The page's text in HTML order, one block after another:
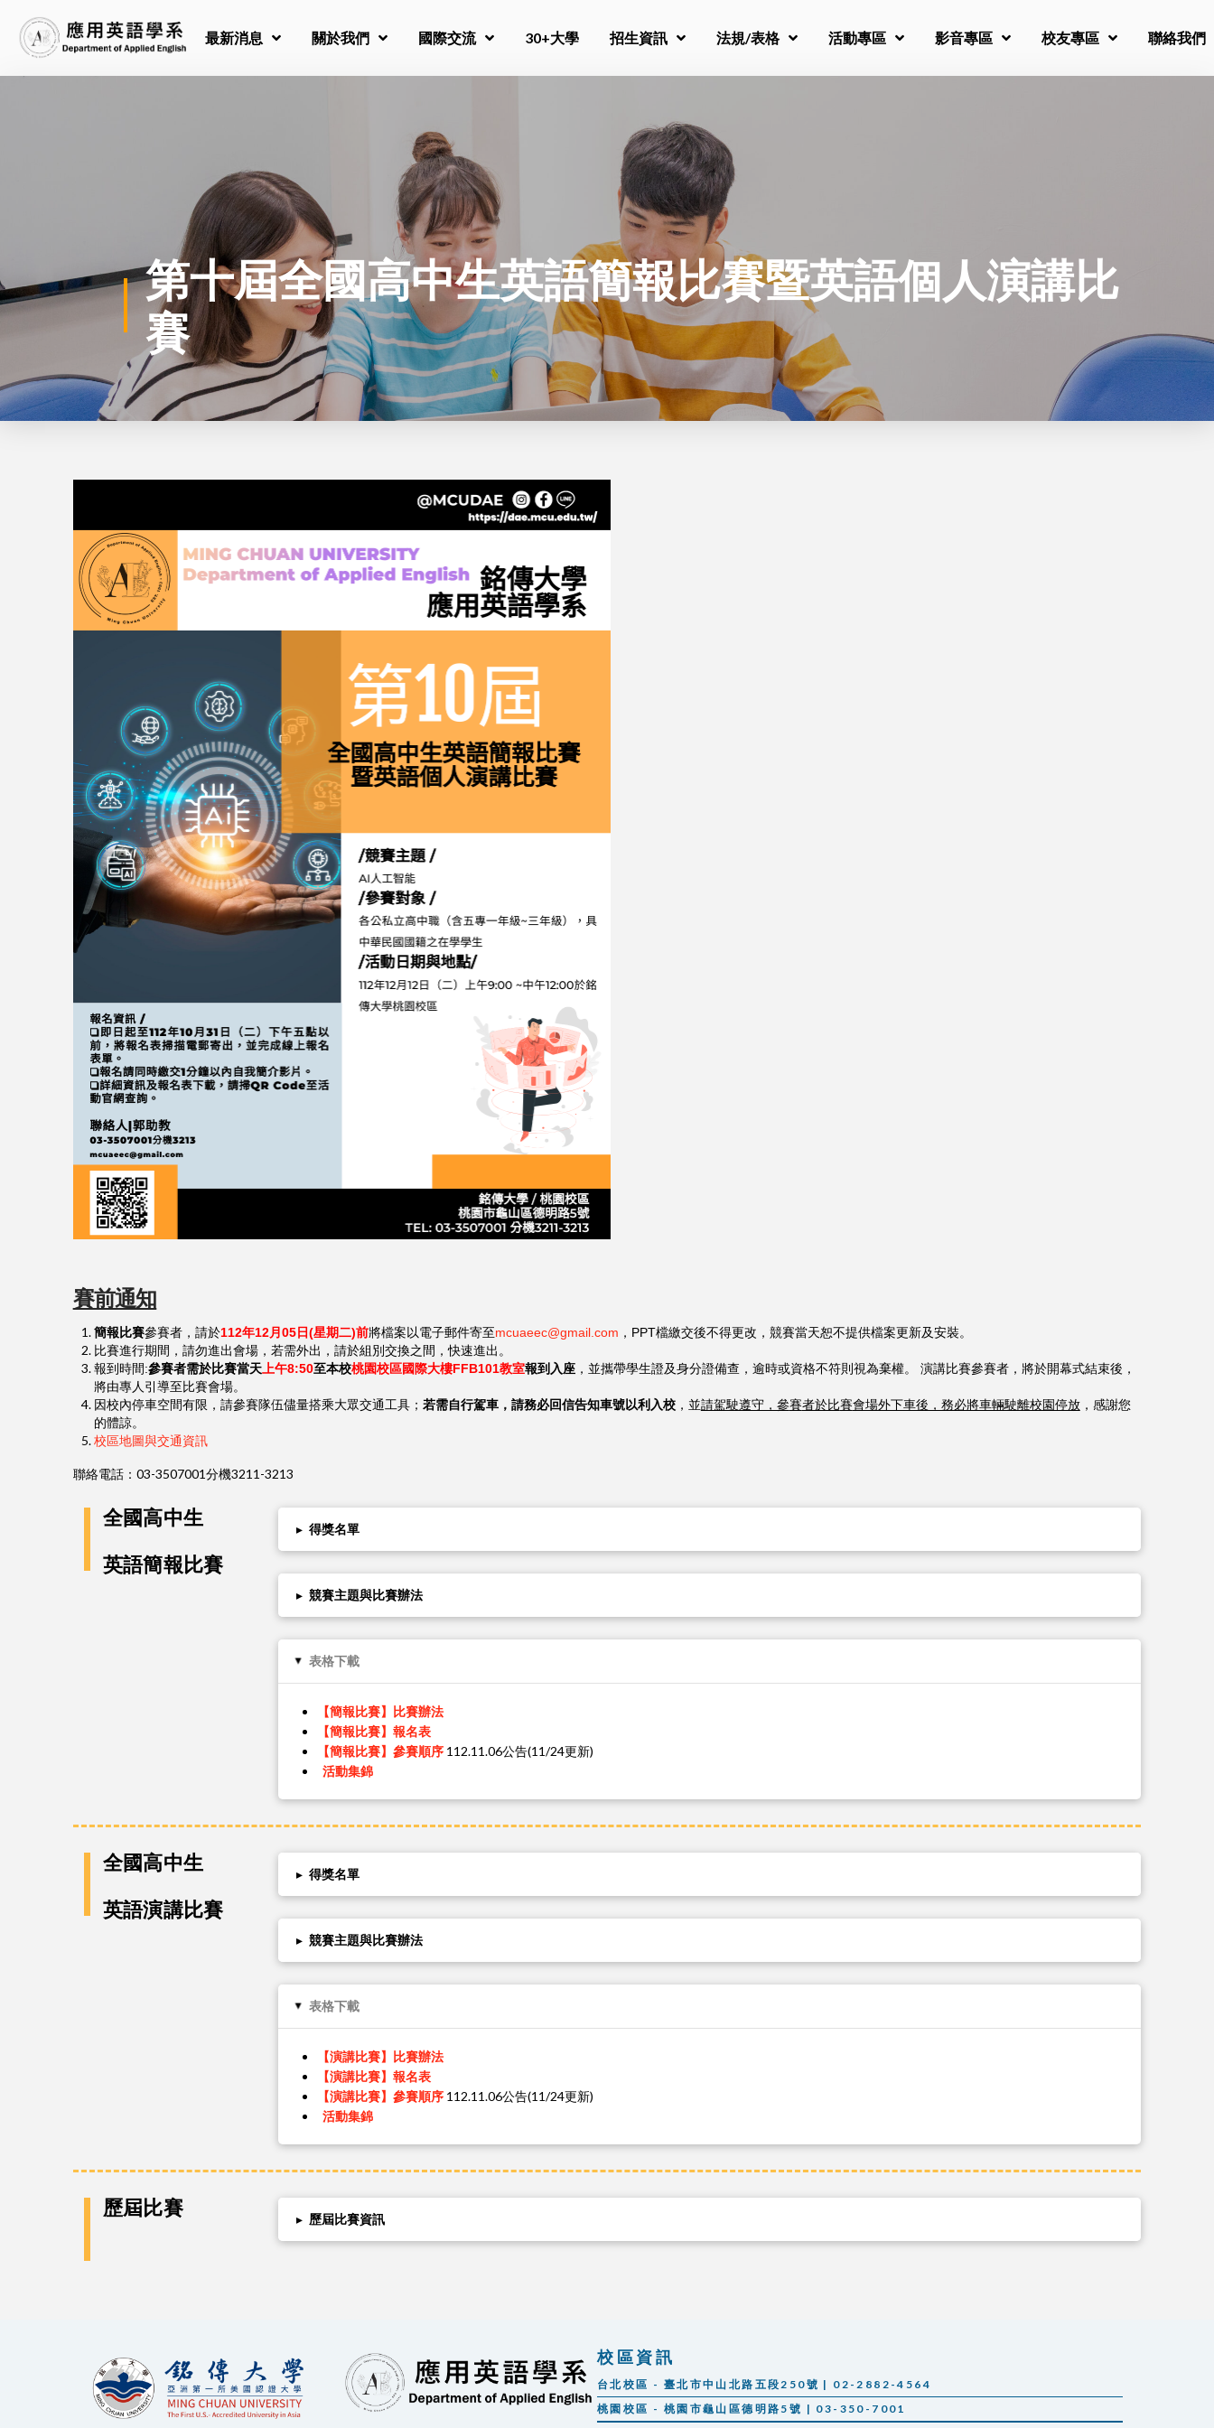
最新消息 關於我們 國際交流 30+大學 招生資訊 法規/表格 活動專區 影音專區 校友專區 聯絡我們
第十屆全國高中生英語簡報比賽暨英語個人演講比
賽
賽前通知
簡報比賽參賽者， 請於112年12月05日(星期二)前將檔案以電子郵件寄至mcuaeec@gmail.com ，PPT檔繳交後不得更改，競賽當天恕不提供檔案更新及安裝。
比賽進行期間，請勿進出會場，若需外出，請於組別交換之間，快速進出。
報到時間:參賽者需於比賽當天上午8:50至本校桃園校區國際大樓FFB101教室報到入座，並攜帶學生證及身分證備查，逾時或資格不符則視為棄權。 演講比賽參賽者，將於開幕式結束後，
將由專人引導至比賽會場。
因校內停車空間有限，請參賽隊伍儘量搭乘大眾交通工具； 若需自行駕車，請務必回信告知車號以利入校，並請駕駛遵守，參賽者於比賽會場外下車後，務必將車輛駛離校園停放，感謝您
的體諒。
校區地圖與交通資訊
聯絡電話：03-3507001分機3211-3213
全國高中生
英語簡報比賽
▸ 得獎名單
▸ 競賽主題與比賽辦法
▸ 表格下載
【簡報比賽】比賽辦法
【簡報比賽】報名表
【簡報比賽】參賽順序 112.11.06公告(11/24更新)
活動集錦
全國高中生
英語演講比賽
▸ 得獎名單
▸ 競賽主題與比賽辦法
▸ 表格下載
【演講比賽】比賽辦法
【演講比賽】報名表
【演講比賽】參賽順序 112.11.06公告(11/24更新)
活動集錦
歷屆比賽 ▸ 歷屆比賽資訊
校區資訊
台北校區 - 臺北市中山北路五段250號 | 02-2882-4564
桃園校區 - 桃園市龜山區德明路5號 | 03-350-7001